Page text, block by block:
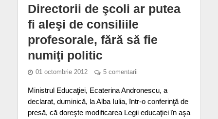
Directorii de şcoli ar putea
fi aleşi de consiliile
profesorale, fără să fie
numiţi politic
01 octombrie 2012 5 comentarii
Ministrul Educaţiei, Ecaterina Andronescu, a
declarat, duminică, la Alba Iulia, într-o conferinţă de
presă, că doreşte modificarea Legii educaţiei în aşa